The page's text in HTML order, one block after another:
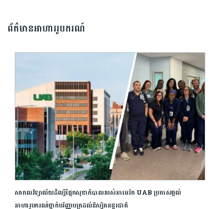
ព័ត៌មានអាហាររូបករណ៍
សាកលវិទ្យាល័យដ៏ល្បីផ្នែកសុខាភិបាលរបស់អាមេរិក UAB ប្រកាសផ្តល់
អាហារូបករណ៍​ថ្នាក់បរិញ្ញាបត្រ​ដល់និស្សិតអន្តរជាតិ